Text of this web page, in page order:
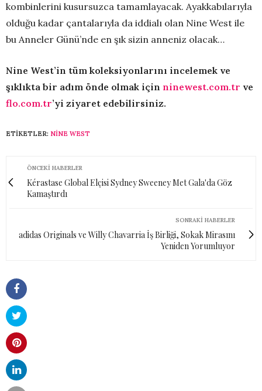
kombinlerini kusursuzca tamamlayacak. Ayakkabılarıyla
olduğu kadar çantalarıyla da iddialı olan Nine West ile
bu Anneler Günü’nde en şık sizin anneniz olacak…
Nine West’in tüm koleksiyonlarını incelemek ve
şıklıkta bir adım önde olmak için ninewest.com.tr ve
flo.com.tr’yi ziyaret edebilirsiniz.
ETIKETLER: NINE WEST
ÖNCEKI HABERLER
Kérastase Global Elçisi Sydney Sweeney Met Gala'da Göz
Kamaştırdı
SONRAKI HABERLER
adidas Originals ve Willy Chavarria İş Birliği, Sokak Mirasını
Yeniden Yorumluyor